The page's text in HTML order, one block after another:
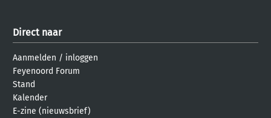
Direct naar
Aanmelden / inloggen
Feyenoord Forum
Stand
Kalender
E-zine (nieuwsbrief)